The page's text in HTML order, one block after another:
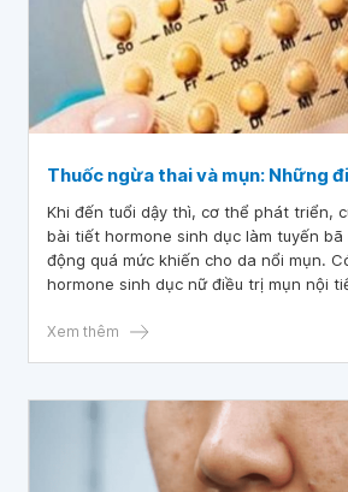
Thuốc ngừa thai và mụn: Những
Khi đến tuổi dậy thì, cơ thể phát triển,
bài tiết hormone sinh dục làm tuyến
động quá mức khiến cho da nổi mụn.
hormone sinh dục nữ điều trị mụn nội
an toàn và tránh rủi ro nên gặp bác sĩ
Xem thêm